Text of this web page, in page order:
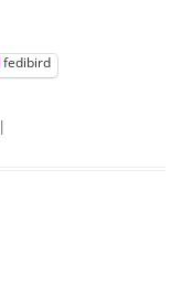
fedibird
|